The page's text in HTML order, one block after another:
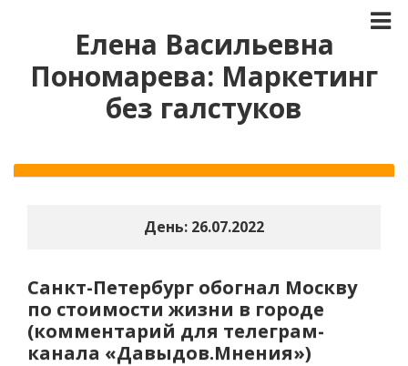
Елена Васильевна
Пономарева: Маркетинг
без галстуков
День: 26.07.2022
Санкт-Петербург обогнал Москву
по стоимости жизни в городе
(комментарий для телеграм-
канала «Давыдов.Мнения»)